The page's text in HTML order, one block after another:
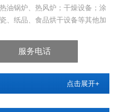
油锅炉、热风炉；干燥设备；涂
、纸品、食品烘干设备等其他加
服务电话
点击展开+